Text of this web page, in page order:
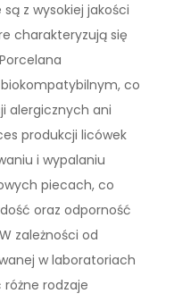
z wysokiej jakości
charakteryzują się
co
alergicznych ani
produkcji licówek
i wypalaniu
piecach, co
oraz odporność
zależności od
w laboratoriach
rodzaje